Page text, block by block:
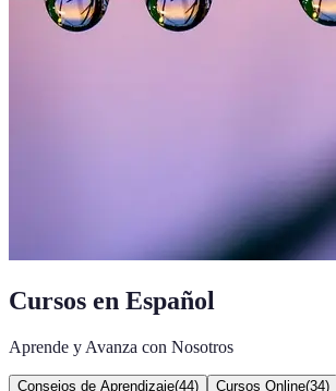
Cursos en Español
Aprende y Avanza con Nosotros
Consejos de Aprendizaje(44) Cursos Online(34)